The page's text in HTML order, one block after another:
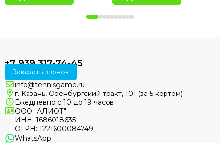
+7 939 317-74-45
Заказать звонок
info@tennisgame.ru
г. Казань, Оренбургский тракт, 101 (за 5 кортом)
Ежедневно с 10 до 19 часов
ООО "АЛИОТ"
ИНН: 1686018635
ОГРН: 1221600084749
WhatsApp